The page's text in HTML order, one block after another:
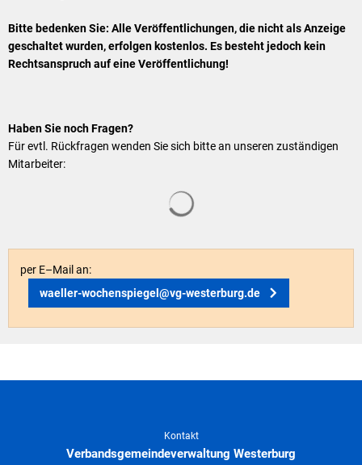
Bitte bedenken Sie: Alle Veröffentlichungen, die nicht als Anzeige
geschaltet wurden, erfolgen kostenlos. Es besteht jedoch kein
Rechtsanspruch auf eine Veröffentlichung!
Haben Sie noch Fragen?
Für evtl. Rückfragen wenden Sie sich bitte an unseren zuständigen
Mitarbeiter:
per E–Mail an:
waeller-wochenspiegel@vg-westerburg.de
Kontakt
Verbandsgemeindeverwaltung Westerburg